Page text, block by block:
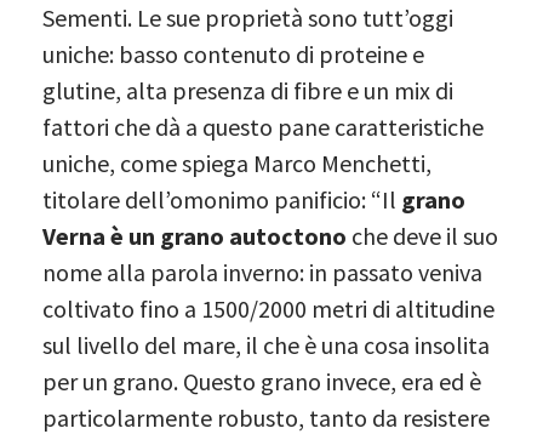
Sementi. Le sue proprietà sono tutt’oggi
uniche: basso contenuto di proteine e
glutine, alta presenza di fibre e un mix di
fattori che dà a questo pane caratteristiche
uniche, come spiega Marco Menchetti,
titolare dell’omonimo panificio: “Il grano
Verna è un grano autoctono che deve il suo
nome alla parola inverno: in passato veniva
coltivato fino a 1500/2000 metri di altitudine
sul livello del mare, il che è una cosa insolita
per un grano. Questo grano invece, era ed è
particolarmente robusto, tanto da resistere